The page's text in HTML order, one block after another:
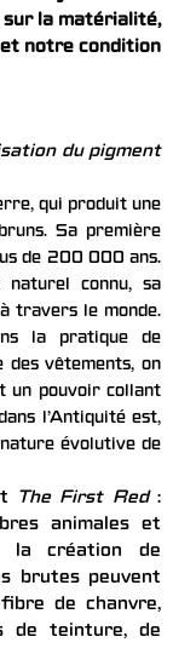
la matérialité,
notre condition
du pigment
qui produit une
Sa première
de 200 000 ans.
naturel connu, sa
travers le monde.
la pratique de
des vêtements, on
un pouvoir collant
l’Antiquité est,
évolutive de
The First Red:
animales et
la création de
brutes peuvent
de chanvre,
de teinture, de